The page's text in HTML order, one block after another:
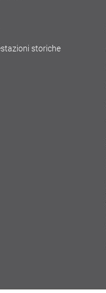
storiche